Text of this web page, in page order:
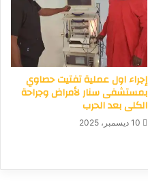
إجراء اول عملية تفتيت حصاوي
بمستشفى سنار لأمراض وجراحة
الكلى بعد الحرب
10 ديسمبر، 2025